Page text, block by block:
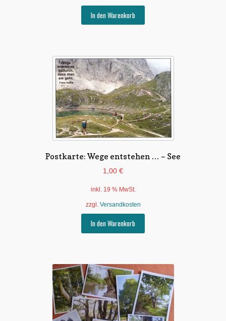
In den Warenkorb
Postkarte: Wege entstehen … – See
1,00 €
inkl. 19 % MwSt.
zzgl. Versandkosten
In den Warenkorb